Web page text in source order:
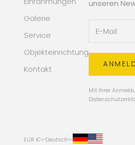
Galerie
Service
Objekteinrichtung
Kontakt
unseren
Mit Ihrer
EUR € Deutsch